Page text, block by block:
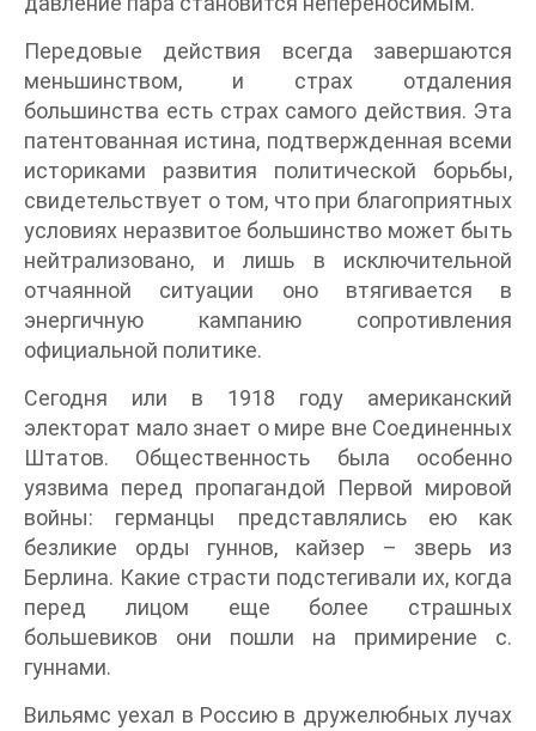
Передовые действия всегда завершаются
меньшинством, и страх отдаления
большинства есть страх самого действия. Эта
патентованная истина, подтвержденная всеми
историками развития политической борьбы,
свидетельствует о том, что при благоприятных
условиях неразвитое большинство может быть
нейтрализовано, и лишь в исключительной
отчаянной ситуации оно втягивается в
энергичную кампанию сопротивления
официальной политике.
Сегодня или в 1918 году американский
электорат мало знает о мире вне Соединенных
Штатов. Общественность была особенно
уязвима перед пропагандой Первой мировой
войны: германцы представлялись ею как
безликие орды гуннов, кайзер – зверь из
Берлина. Какие страсти подстегивали их, когда
перед лицом еще более страшных
большевиков они пошли на примирение с.
гуннами.
Вильямс уехал в Россию в дружелюбных лучах